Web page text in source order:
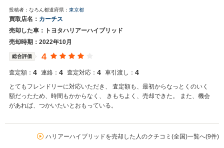
投稿者：なろん都道府県： 東京都
買取店名： カーチス
売却した車：トヨタハリアーハイブリッド
売却時期：2022年10月
総合評価 4
査定額： 4 連絡： 4 査定対応： 4 車引渡し： 4
とてもフレンドリーに対応いただき、 査定額も、最初からなっとくのいく
額だったため、時間もかからなく、 きもちよく、売却できた。 また、機会
があれば、つかいたいとおもっている。
ハリアーハイブリッドを売却した人のクチコミ(全国)一覧へ(9件)